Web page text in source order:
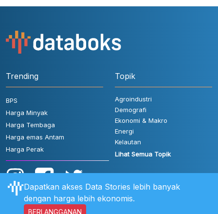
Trending
BPS
Harga Minyak
Harga Tembaga
Harga emas Antam
Harga Perak
Topik
Agroindustri
Demografi
Ekonomi & Makro
Energi
Kelautan
Lihat Semua Topik
Dapatkan akses Data Stories lebih banyak
dengan harga lebih ekonomis.
BERLANGGANAN